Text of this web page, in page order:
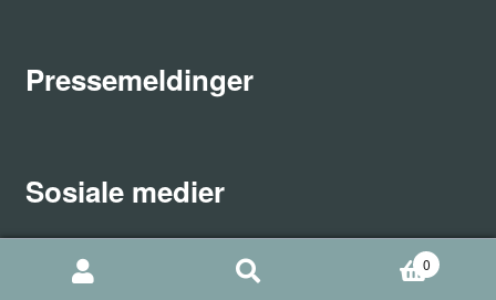
Pressemeldinger
Sosiale medier
Facebook
Instagram
0